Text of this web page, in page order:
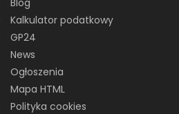
Kalkulator podatkowy
GP24
News
Ogłoszenia
Mapa HTML
Polityka cookies